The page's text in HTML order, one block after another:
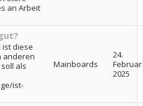
an Arbeit
ist diese
anderen
als
ist-
Mainboards
24.
Februar
2025